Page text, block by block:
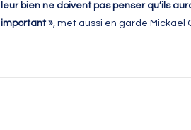
leur bien ne doivent pas penser qu’ils
important », met aussi en garde Mickael